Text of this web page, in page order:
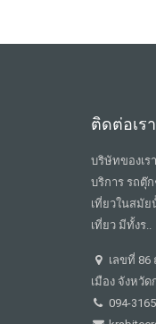
ติดต่อเรา
บริษัทของเร
บริการ รถตุ๊
เที่ยวในสมั
เที่ยว มีทั้งร..
เลขที่ 86
เมือง จังหวัด
094-